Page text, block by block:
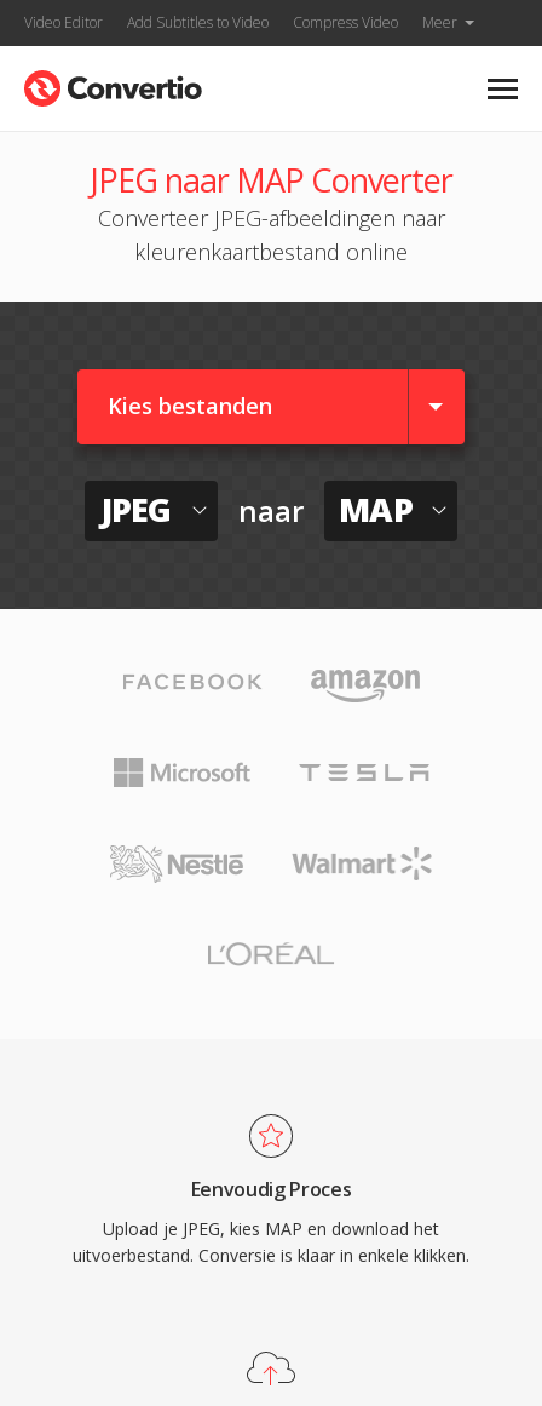
Video Editor Add Subtitles to Video Compress Video Meer
JPEG naar MAP Converter
Converteer JPEG-afbeeldingen naar
kleurenkaartbestand online
Kies bestanden
JPEG naar MAP
Eenvoudig Proces
Upload je JPEG, kies MAP en download het
uitvoerbestand. Conversie is klaar in enkele klikken.